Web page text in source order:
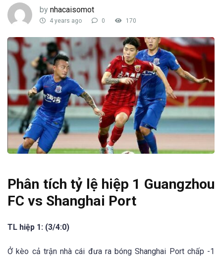
by nhacaisomot
4 years ago 0 170
Phân tích tỷ lệ hiệp 1 Guangzhou
FC vs Shanghai Port
TL hiệp 1: (3/4:0)
Ở kèo cả trận nhà cái đưa ra bóng Shanghai Port chấp -1